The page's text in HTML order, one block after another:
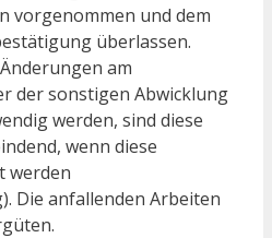
vorgenommen und dem
überlassen.
am
der sonstigen Abwicklung
werden, sind diese
wenn diese
werden
Die anfallenden Arbeiten